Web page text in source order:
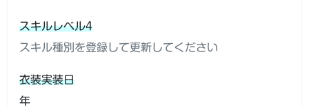
スキルレベル4
スキル種別を登録して更新してください
衣装実装日
年